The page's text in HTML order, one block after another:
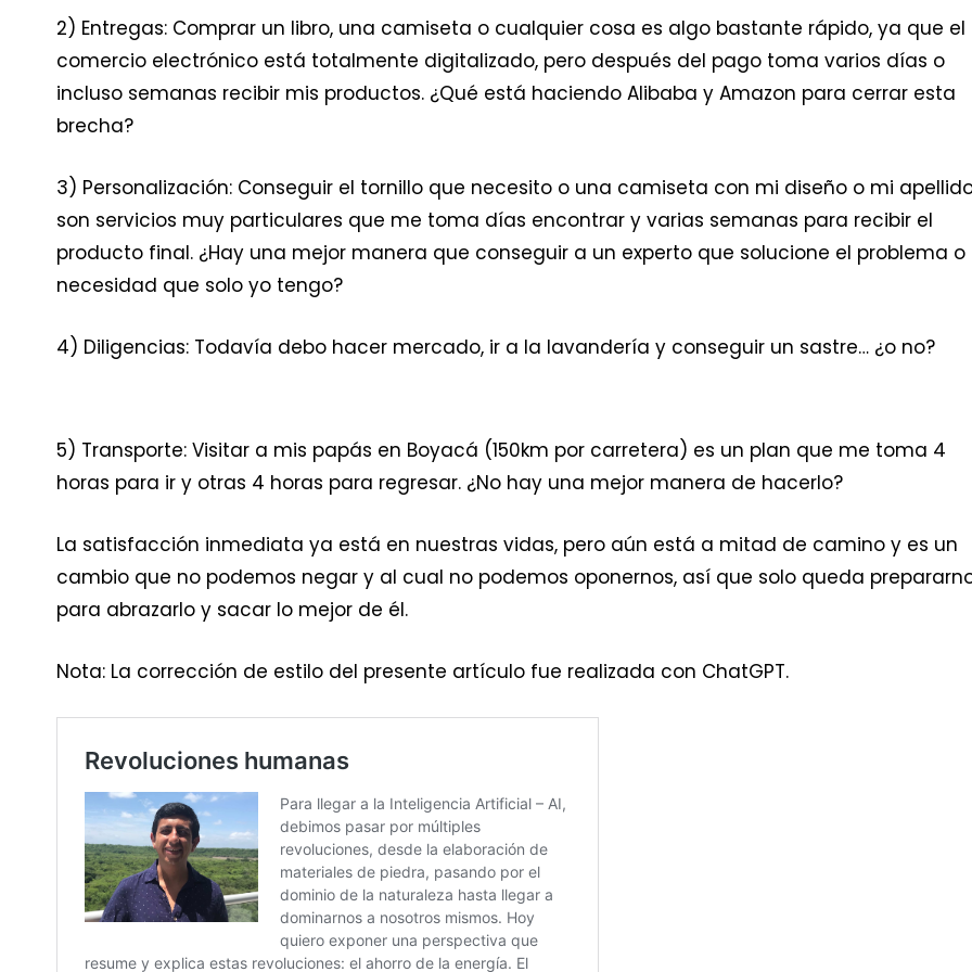
2) Entregas: Comprar un libro, una camiseta o cualquier cosa es algo bastante rápido, ya que el
comercio electrónico está totalmente digitalizado, pero después del pago toma varios días o
incluso semanas recibir mis productos. ¿Qué está haciendo Alibaba y Amazon para cerrar esta
brecha?
3) Personalización: Conseguir el tornillo que necesito o una camiseta con mi diseño o mi
son servicios muy particulares que me toma días encontrar y varias semanas para recibir el
producto final. ¿Hay una mejor manera que conseguir a un experto que solucione el problema o
necesidad que solo yo tengo?
4) Diligencias: Todavía debo hacer mercado, ir a la lavandería y conseguir un sastre… ¿o no?
5) Transporte: Visitar a mis papás en Boyacá (150km por carretera) es un plan que me toma 4
horas para ir y otras 4 horas para regresar. ¿No hay una mejor manera de hacerlo?
La satisfacción inmediata ya está en nuestras vidas, pero aún está a mitad de camino y es un
cambio que no podemos negar y al cual no podemos oponernos, así que solo queda
para abrazarlo y sacar lo mejor de él.
Nota: La corrección de estilo del presente artículo fue realizada con ChatGPT.